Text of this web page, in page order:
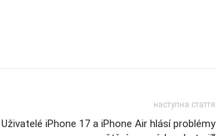
наступна стаття
Uživatelé iPhone 17 a iPhone Air hlásí problémy